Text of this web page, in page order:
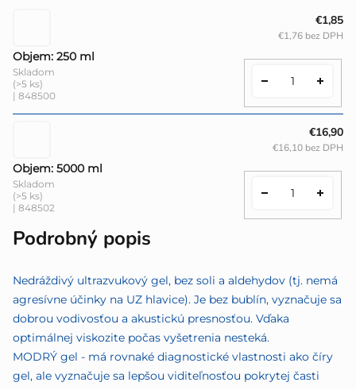
Objem: 250 ml
Skladom
(>5 ks)
| 848500
€1,85
€1,76 bez DPH
Objem: 5000 ml
Skladom
(>5 ks)
| 848502
€16,90
€16,10 bez DPH
Podrobný popis
Nedráždivý ultrazvukový gel, bez soli a aldehydov (tj. nemá
agresívne účinky na UZ hlavice). Je bez bublín, vyznačuje sa
dobrou vodivosťou a akustickú presnosťou. Vďaka
optimálnej viskozite počas vyšetrenia nesteká.
MODRÝ gel - má rovnaké diagnostické vlastnosti ako číry
gel, ale vyznačuje sa lepšou viditeľnosťou pokrytej časti